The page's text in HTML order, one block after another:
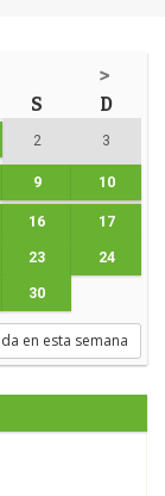
>
S D
2 3
9 10
16 17
23 24
30
en esta semana